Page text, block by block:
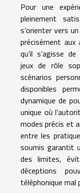
Pour une
pleinement
s’orienter vers
précisément
qu’il s’agisse
jeux de rôle
scénarios
disponibles
dynamique de
unique où
modes précis et
entre les
soumis garantit
des limites,
déceptions
téléphonique mal